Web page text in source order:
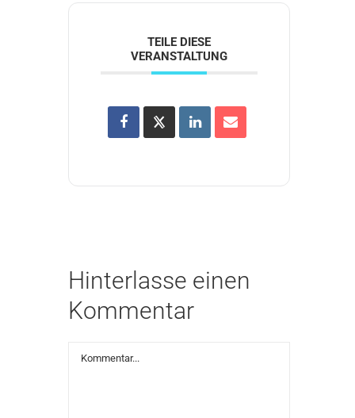
TEILE DIESE
VERANSTALTUNG
Hinterlasse einen
Kommentar
Kommentar